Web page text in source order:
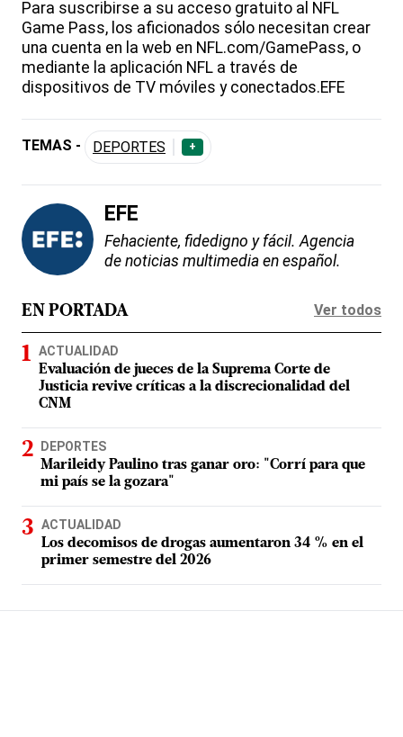
Para suscribirse a su acceso gratuito al NFL
Game Pass, los aficionados sólo necesitan crear
una cuenta en la web en NFL.com/GamePass, o
mediante la aplicación NFL a través de
dispositivos de TV móviles y conectados.EFE
TEMAS - DEPORTES +
EFE
Fehaciente, fidedigno y fácil. Agencia
de noticias multimedia en español.
EN PORTADA Ver todos
ACTUALIDAD
Evaluación de jueces de la Suprema Corte de
Justicia revive críticas a la discrecionalidad del
CNM
DEPORTES
Marileidy Paulino tras ganar oro: "Corrí para que
mi país se la gozara"
ACTUALIDAD
Los decomisos de drogas aumentaron 34 % en el
primer semestre del 2026